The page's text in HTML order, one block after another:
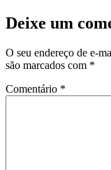
Deixe um
O seu endereço de e-
são marcados com *
Comentário *